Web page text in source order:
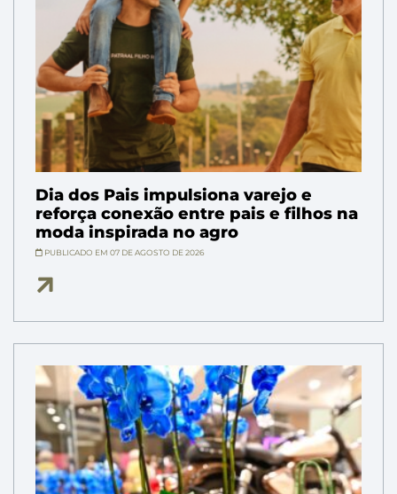
Dia dos Pais impulsiona varejo e
reforça conexão entre pais e filhos na
moda inspirada no agro
PUBLICADO EM 07 DE AGOSTO DE 2026